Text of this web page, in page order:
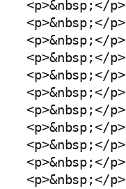
<p>&nbsp;</p>
<p>&nbsp;</p>
<p>&nbsp;</p>
<p>&nbsp;</p>
<p>&nbsp;</p>
<p>&nbsp;</p>
<p>&nbsp;</p>
<p>&nbsp;</p>
<p>&nbsp;</p>
<p>&nbsp;</p>
<p>&nbsp;</p>